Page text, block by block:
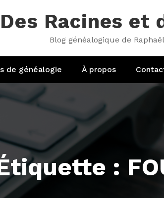
Des Racines et
Blog généalogique de
de généalogie À propos
: